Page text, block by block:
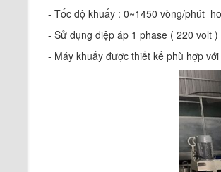
- Tốc độ khuấy : 0~1450 vòng/phút
- Sử dụng điệp áp 1 phase ( 220 volt
- Máy khuấy được thiết kế phù hợp